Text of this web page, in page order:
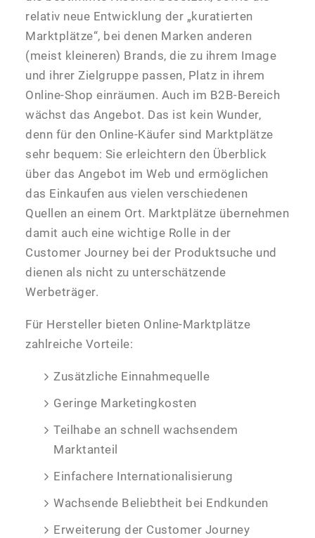
relativ neue Entwicklung der „kuratierten
Marktplätze“, bei denen Marken anderen
(meist kleineren) Brands, die zu ihrem Image
und ihrer Zielgruppe passen, Platz in ihrem
Online-Shop einräumen. Auch im B2B-Bereich
wächst das Angebot. Das ist kein Wunder,
denn für den Online-Käufer sind Marktplätze
sehr bequem: Sie erleichtern den Überblick
über das Angebot im Web und ermöglichen
das Einkaufen aus vielen verschiedenen
Quellen an einem Ort. Marktplätze übernehmen
damit auch eine wichtige Rolle in der
Customer Journey bei der Produktsuche und
dienen als nicht zu unterschätzende
Werbeträger.
Für Hersteller bieten Online-Marktplätze
zahlreiche Vorteile:
Zusätzliche Einnahmequelle
Geringe Marketingkosten
Teilhabe an schnell wachsendem
Marktanteil
Einfachere Internationalisierung
Wachsende Beliebtheit bei Endkunden
Erweiterung der Customer Journey